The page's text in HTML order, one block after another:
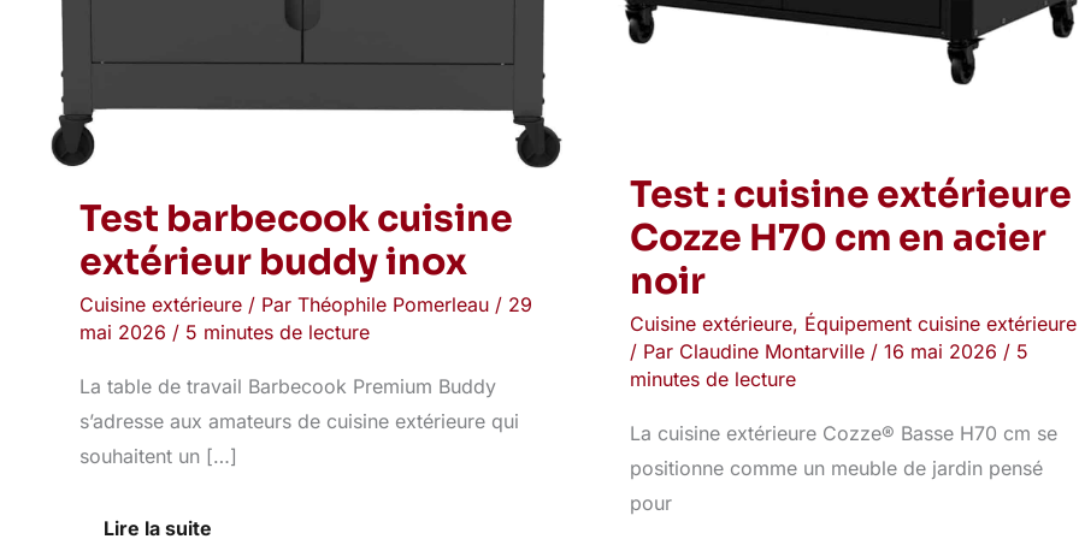
Test barbecook cuisine
extérieur buddy inox
Cuisine extérieure / Par Théophile Pomerleau / 29
mai 2026 / 5 minutes de lecture
La table de travail Barbecook Premium Buddy
s’adresse aux amateurs de cuisine extérieure qui
souhaitent un […]
Lire la suite
Test : cuisine extérieure
Cozze H70 cm en acier
noir
Cuisine extérieure, Équipement cuisine extérieure
/ Par Claudine Montarville / 16 mai 2026 / 5
minutes de lecture
La cuisine extérieure Cozze® Basse H70 cm se
positionne comme un meuble de jardin pensé
pour